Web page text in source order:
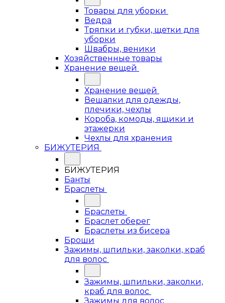
Товары для уборки
Ведра
Тряпки и губки, щетки для
уборки
Швабры, веники
Хозяйственные товары
Хранение вещей
Хранение вещей
Вешалки для одежды,
плечики, чехлы
Короба, комоды, ящики и
этажерки
Чехлы для хранения
БИЖУТЕРИЯ
БИЖУТЕРИЯ
Банты
Браслеты
Браслеты
Браслет оберег
Браслеты из бисера
Броши
Зажимы, шпильки, заколки, краб
для волос
Зажимы, шпильки, заколки,
краб для волос
Зажимы для волос